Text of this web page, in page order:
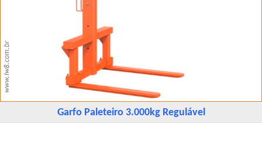
Garfo Paleteiro 3.000kg Regulável